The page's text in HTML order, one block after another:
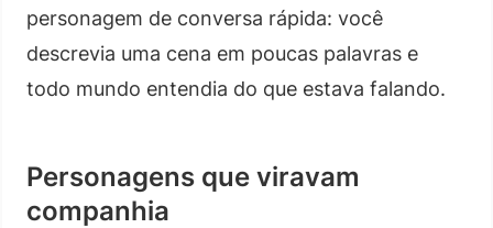
personagem de conversa rápida: você
descrevia uma cena em poucas palavras e
todo mundo entendia do que estava falando.
Personagens que viravam
companhia